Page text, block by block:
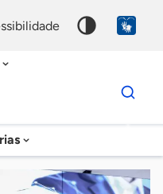
Dados
para
chave